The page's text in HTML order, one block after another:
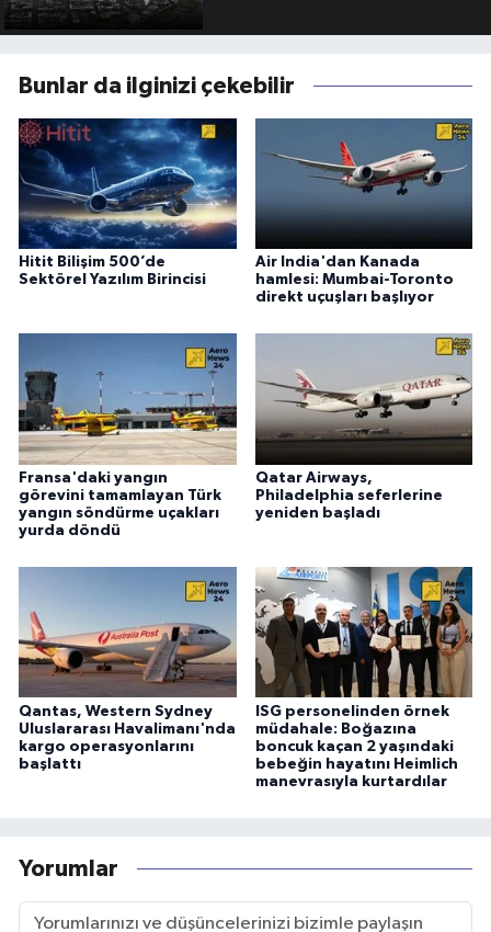
Bunlar da ilginizi çekebilir
Hitit Bilişim 500’de
Sektörel Yazılım Birincisi
Air India'dan Kanada
hamlesi: Mumbai-Toronto
direkt uçuşları başlıyor
Fransa'daki yangın
görevini tamamlayan Türk
yangın söndürme uçakları
yurda döndü
Qatar Airways,
Philadelphia seferlerine
yeniden başladı
Qantas, Western Sydney
Uluslararası Havalimanı'nda
kargo operasyonlarını
başlattı
ISG personelinden örnek
müdahale: Boğazına
boncuk kaçan 2 yaşındaki
bebeğin hayatını Heimlich
manevrasıyla kurtardılar
Yorumlar